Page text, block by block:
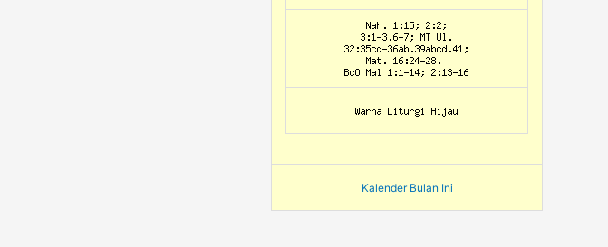
Kalender Bulan Ini